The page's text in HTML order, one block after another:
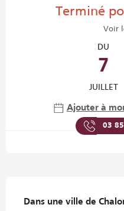
Terminé
Voir
DU
7
JUILLET
Ajouter à
03
Dans une ville de